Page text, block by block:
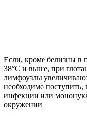
Если, кроме белизны в
38°С и выше, при
лимфоузлы
необходимо
инфекции или
окружении.